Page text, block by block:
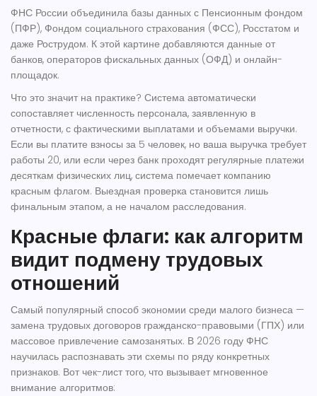
ФНС России объединила базы данных с Пенсионным фондом
(ПФР), Фондом социального страхования (ФСС), Росстатом и
даже Рострудом. К этой картине добавляются данные от
банков, операторов фискальных данных (ОФД) и онлайн-
площадок.
Что это значит на практике? Система автоматически
сопоставляет численность персонала, заявленную в
отчетности, с фактическими выплатами и объемами выручки.
Если вы платите взносы за 5 человек, но ваша выручка требует
работы 20, или если через банк проходят регулярные платежи
десяткам физических лиц, система помечает компанию
красным флагом. Выездная проверка становится лишь
финальным этапом, а не началом расследования.
Красные флаги: как алгоритм
видит подмену трудовых
отношений
Самый популярный способ экономии среди малого бизнеса —
замена трудовых договоров гражданско-правовыми (ГПХ) или
массовое привлечение самозанятых. В 2026 году ФНС
научилась распознавать эти схемы по ряду конкретных
признаков. Вот чек-лист того, что вызывает мгновенное
внимание алгоритмов: